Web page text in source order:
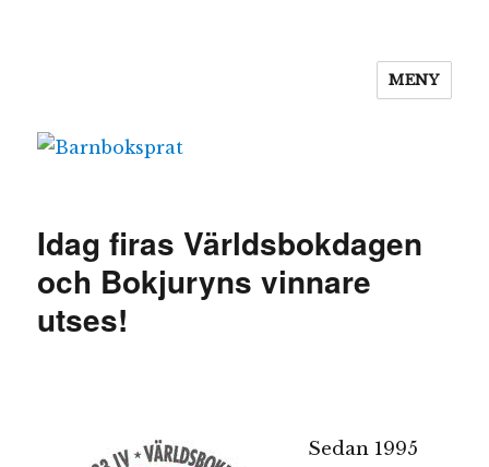
MENY
Idag firas Världsbokdagen
och Bokjuryns vinnare
utses!
Sedan 1995